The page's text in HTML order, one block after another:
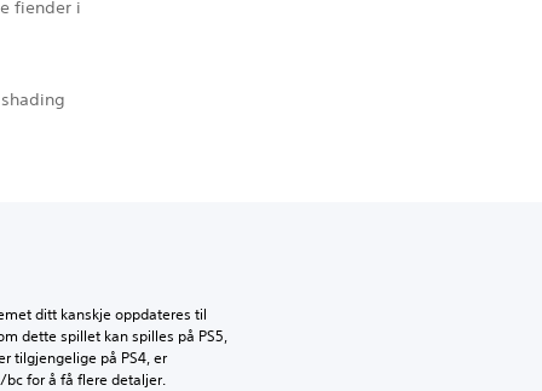
fiender i
ditt kanskje oppdateres til
dette spillet kan spilles på PS5,
tilgjengelige på PS4, er
bc for å få flere detaljer.